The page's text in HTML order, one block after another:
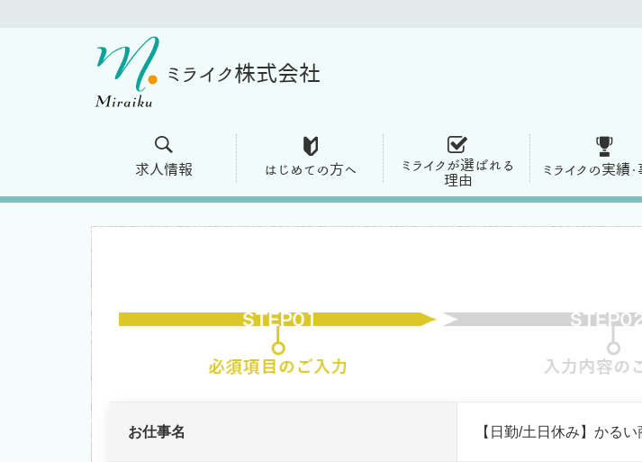
ミライク株式会社
求人情報 はじめての方へ
ミライクが選ばれる
理由
ミライクの実績・
お仕事名 【日勤/土日休み】かる